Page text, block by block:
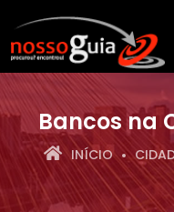
Bancos na
INÍCIO